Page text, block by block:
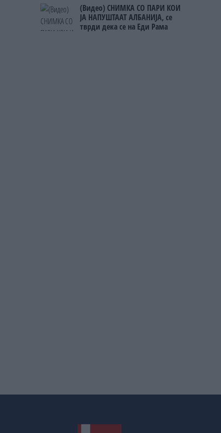
(Видео) СНИМКА СО ПАРИ КОИ
ЈА НАПУШТААТ АЛБАНИЈА, се
тврди дека се на Еди Рама